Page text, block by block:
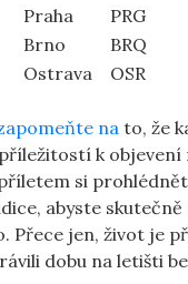
Praha
PRG
Brno
BRQ
Ostrava OSR
na to, ⁤že
k objevení
si
abyste skutečně
Přece ‍jen, život ⁤je
⁤dobu na⁣ letišti